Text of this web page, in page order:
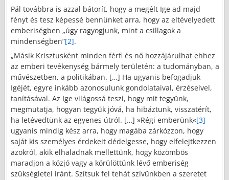
Pál továbbra is azzal bátorít, hogy a megélt Ige ad majd
fényt és tesz képessé bennünket arra, hogy az eltévelyedett
emberiségben „úgy ragyogjunk, mint a csillagok a
mindenségben”[2].
„Másik Krisztusként minden férfi és nő hozzájárulhat ehhez
az emberi tevékenység bármely területén: a tudományban, a
művészetben, a politikában. […] Ha ugyanis befogadjuk
Igéjét, egyre inkább azonosulunk gondolataival, érzéseivel,
tanításával. Az Ige világossá teszi, hogy mit tegyünk,
megmutatja, hogyan tegyük jóvá, ha hibáztunk, visszatérít,
ha letévedtünk az egyenes útról. […] »Régi emberünk«[3]
ugyanis mindig kész arra, hogy magába zárkózzon, hogy
saját kis személyes érdekeit dédelgesse, hogy elfelejtkezzen
azokról, akik elhaladnak mellettünk, hogy közömbös
maradjon a közjó vagy a körülöttünk lévő emberiség
szükségletei iránt. Szítsuk fel tehát szívünkben a szeretet